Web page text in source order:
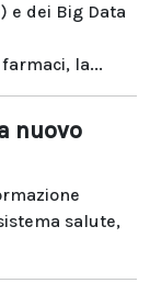
e dei Big Data
la...
nuovo
salute,